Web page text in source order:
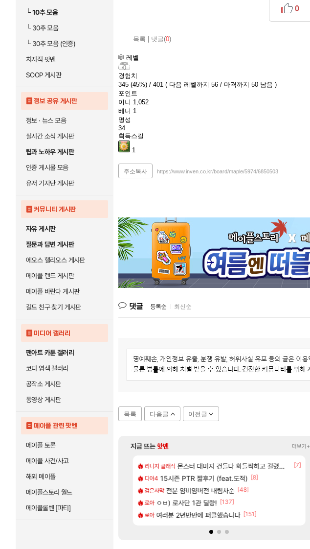
└10추 모음
└30추 모음
└30추 모음 (인증)
치지직 팟벤
SOOP 게시판
정보 공유 게시판
정보 · 뉴스 모음
실시간 소식 게시판
팁과 노하우 게시판
인증 게시물 모음
유저 기자단 게시판
커뮤니티 게시판
자유 게시판
질문과 답변 게시판
에오스 핼리오스 게시판
메이플 랜드 게시판
메이플 바란다 게시판
길드 친구 찾기 게시판
미디어 갤러리
팬아트 카툰 갤러리
코디 염색 갤러리
공작소 게시판
동영상 게시판
메이플 관련 팟벤
메이플 토론
메이플 사건/사고
해외 메이플
메이플스토리 월드
메이플롤벤 [파티]
목록 댓글(0)
0
레벨
경험치
345 (45%) / 401 ( 다음 레벨까지 56 / 마격까지 50 남음 )
포인트
이니 1,052
베니 1
명성
34
획득스킬
1
주소복사 https://www.inven.co.kr/board/maple/5974/6850503
댓글 등록순 최신순
목록 다음글 이전글
지금 뜨는핫벤 더보기+
만에 패키지값 안아깝 [2]
리니지 클래식 몬스터 대미지 건들다 화들짝하고 걸렸네 ㅋㅋㅋㅋ
[7]
디아4 15시즌 PTR 짧후기 (feat.도적) [8]
검은사막 전분 얌비얌버전 내림차순 [48]
로아 ㅇㅂ) 로사단 1관 딜량! [137]
로아 여러분 2년반만에 퍼클했습니다 [151]
한정 아니다! 정예림, 화속성 서포터 세대 교체
AI 채팅 RPG 게임 [RyzaChat: AI] 공개
[2]
차벤 저도 신차계약하고 차 받았습니다
아주프로 4컷 만화 | 야간 보초는 너무 힘들어
섭컬겜 넷마블, 신작 서브컬쳐 게임 [펄 인 블루] 티저 사이트 오픈
섭컬겜 섬란 카구라 개발사 신작 [시노비 넥서스] 연내 출시 예정
리밋제로 테스트 때는 로비에 온라인 기능이 있는데